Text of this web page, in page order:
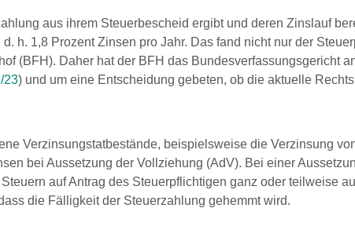
aus ihrem Steuerbescheid ergibt und deren Zinslauf
h. 1,8 Prozent Zinsen pro Jahr. Das fand nicht nur der
(BFH). Daher hat der BFH das Bundesverfassungsgericht
23) und um eine Entscheidung gebeten, ob die aktuelle
Verzinsungstatbestände, beispielsweise die Verzinsung
bei Aussetzung der Vollziehung (AdV). Bei einer
auf Antrag des Steuerpflichtigen ganz oder teilweise
die Fälligkeit der Steuerzahlung gehemmt wird.